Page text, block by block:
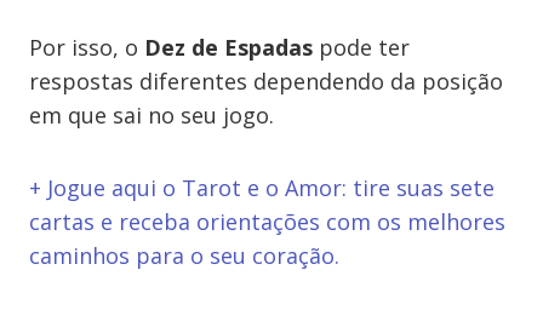
Por isso, o Dez de Espadas pode ter
respostas diferentes dependendo da posição
em que sai no seu jogo.
+ Jogue aqui o Tarot e o Amor: tire suas sete
cartas e receba orientações com os melhores
caminhos para o seu coração.